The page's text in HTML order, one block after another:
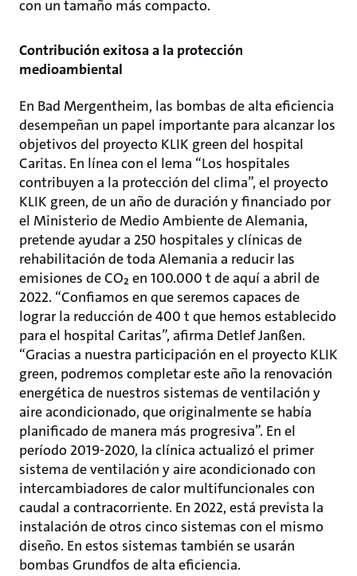
con un tamaño más compacto.
Contribución exitosa a la protección
medioambiental
En Bad Mergentheim, las bombas de alta eficiencia
desempeñan un papel importante para alcanzar los
objetivos del proyecto KLIK green del hospital
Caritas. En línea con el lema “Los hospitales
contribuyen a la protección del clima”, el proyecto
KLIK green, de un año de duración y financiado por
el Ministerio de Medio Ambiente de Alemania,
pretende ayudar a 250 hospitales y clínicas de
rehabilitación de toda Alemania a reducir las
emisiones de CO₂ en 100.000 t de aquí a abril de
2022. “Confiamos en que seremos capaces de
lograr la reducción de 400 t que hemos establecido
para el hospital Caritas”, afirma Detlef Janßen.
“Gracias a nuestra participación en el proyecto KLIK
green, podremos completar este año la renovación
energética de nuestros sistemas de ventilación y
aire acondicionado, que originalmente se había
planificado de manera más progresiva”. En el
período 2019-2020, la clínica actualizó el primer
sistema de ventilación y aire acondicionado con
intercambiadores de calor multifuncionales con
caudal a contracorriente. En 2022, está prevista la
instalación de otros cinco sistemas con el mismo
diseño. En estos sistemas también se usarán
bombas Grundfos de alta eficiencia.